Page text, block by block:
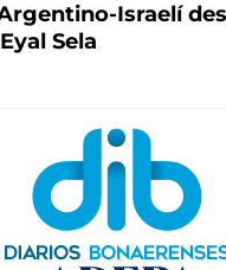
Israelí
Sela